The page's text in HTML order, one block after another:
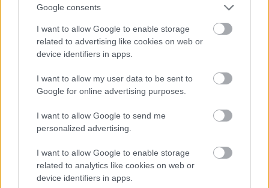
Google consents
I want to allow Google to enable storage
related to advertising like cookies on web or
device identifiers in apps.
I want to allow my user data to be sent to
Google for online advertising purposes.
I want to allow Google to send me
personalized advertising.
I want to allow Google to enable storage
related to analytics like cookies on web or
device identifiers in apps.
alakult, fiatal zeneszerzőkből álló csoport, a Studio5
amelyek nagyon is építenek a Bazilika zenei
adottságaira és a lélegzetelállító, nyolc
másodperces visszhangra. A FUGA Budapesti
Építészeti Központban pedig a magyar filmtörténet
legendás alkotásaihoz filmzenét komponáló
Szőllősy Andrásművészete előtt tiszteleg a fiatal
zeneszerzők új generációja.